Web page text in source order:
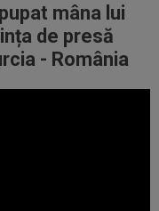
mâna lui
de presă
- România